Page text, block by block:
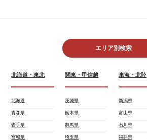
エリア別検索
北海道・東北
北海道
青森県
岩手県
宮城県
関東・甲信越
茨城県
栃木県
群馬県
埼玉県
東海・北陸
新潟県
富山県
石川県
福井県